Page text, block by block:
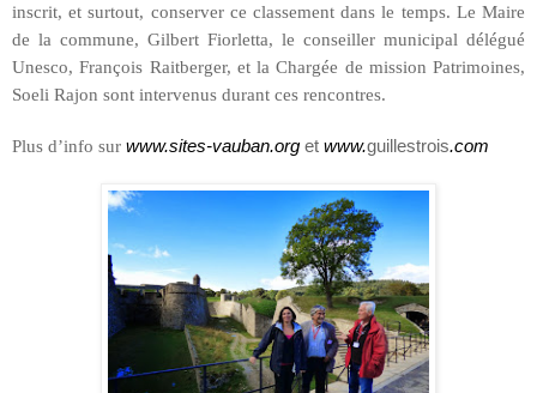
inscrit, et surtout, conserver ce classement dans le temps. Le Maire
de la commune, Gilbert Fiorletta, le conseiller municipal délégué
Unesco, François Raitberger, et la Chargée de mission Patrimoines,
Soeli Rajon sont intervenus durant ces rencontres.
Plus d’info sur www.sites-vauban.org et www.guillestrois.com